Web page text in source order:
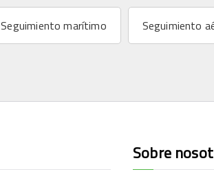
Seguimiento marítimo Seguimiento
Sobre